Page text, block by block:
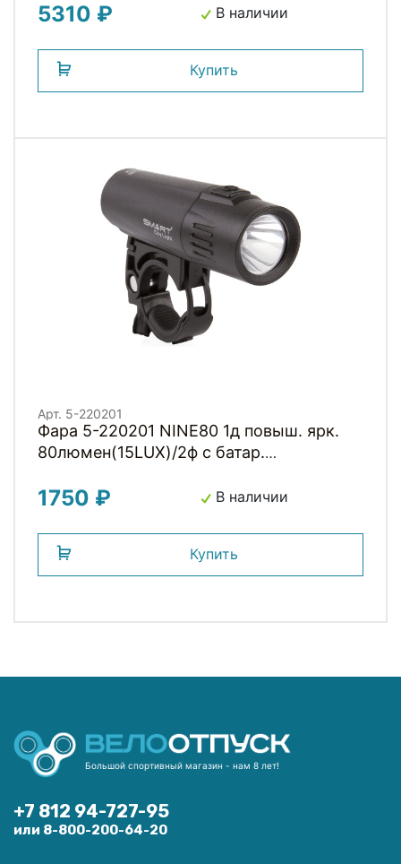
5310 ₽ В наличии
Купить
Арт. 5-220201
Фара 5-220201 NINE80 1д повыш. ярк.
80люмен(15LUX)/2ф с батар.
1750 ₽ В наличии
Купить
Большой спортивный магазин - нам 8 лет!
+7 812 94-727-95
или 8-800-200-64-20